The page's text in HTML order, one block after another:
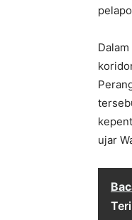
ujar